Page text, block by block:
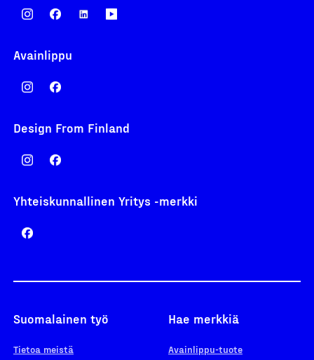
Avainlippu
Design From Finland
Yhteiskunnallinen Yritys -merkki
Suomalainen työ
Tietoa meistä
Hae merkkiä
Avainlippu-tuote